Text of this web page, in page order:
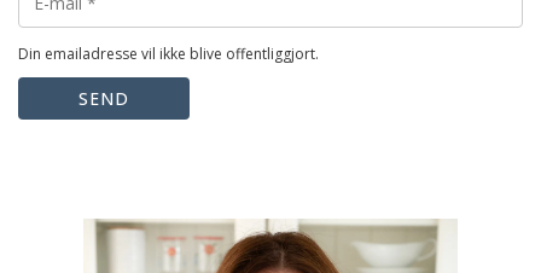
Din emailadresse vil ikke blive offentliggjort.
SEND